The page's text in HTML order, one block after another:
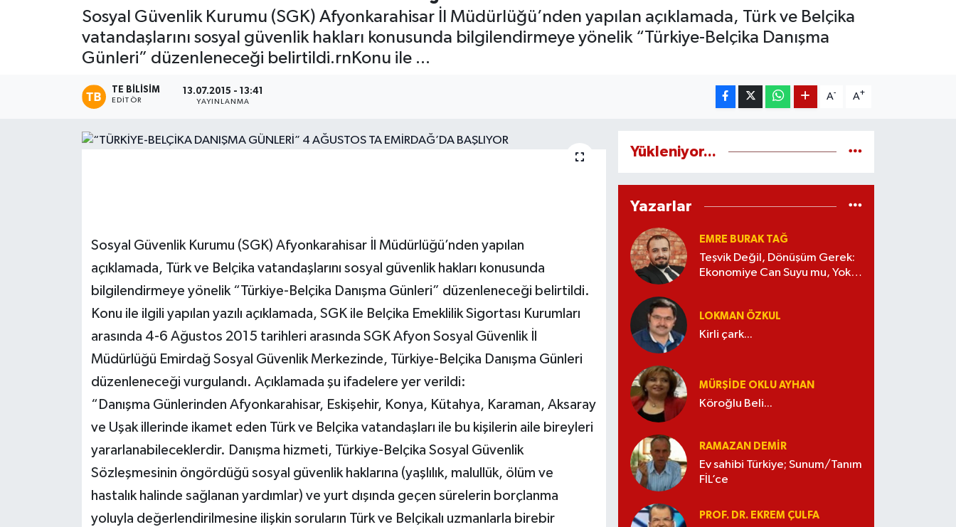
Sosyal Güvenlik Kurumu (SGK) Afyonkarahisar İl Müdürlüğü’nden yapılan açıklamada, Türk ve Belçika
vatandaşlarını sosyal güvenlik hakları konusunda bilgilendirmeye yönelik “Türkiye-Belçika Danışma
Günleri” düzenleneceği belirtildi.rnKonu ile ...
TE BILISIM
EDITÖR
13.07.2015 - 13:41
YAYINLANMA
A- A+
Sosyal Güvenlik Kurumu (SGK) Afyonkarahisar İl Müdürlüğü’nden yapılan
açıklamada, Türk ve Belçika vatandaşlarını sosyal güvenlik hakları konusunda
bilgilendirmeye yönelik “Türkiye-Belçika Danışma Günleri” düzenleneceği belirtildi.
Konu ile ilgili yapılan yazılı açıklamada, SGK ile Belçika Emeklilik Sigortası Kurumları
arasında 4-6 Ağustos 2015 tarihleri arasında SGK Afyon Sosyal Güvenlik İl
Müdürlüğü Emirdağ Sosyal Güvenlik Merkezinde, Türkiye-Belçika Danışma Günleri
düzenleneceği vurgulandı. Açıklamada şu ifadelere yer verildi:
“Danışma Günlerinden Afyonkarahisar, Eskişehir, Konya, Kütahya, Karaman, Aksaray
ve Uşak illerinde ikamet eden Türk ve Belçika vatandaşları ile bu kişilerin aile bireyleri
yararlanabileceklerdir. Danışma hizmeti, Türkiye-Belçika Sosyal Güvenlik
Sözleşmesinin öngördüğü sosyal güvenlik haklarına (yaşlılık, malullük, ölüm ve
hastalık halinde sağlanan yardımlar) ve yurt dışında geçen sürelerin borçlanma
yoluyla değerlendirilmesine ilişkin soruların Türk ve Belçikalı uzmanlarla birebir
Yükleniyor...
Yazarlar
EMRE BURAK TAĞ
Teşvik Değil, Dönüşüm Gerek:
Ekonomiye Can Suyu mu, Yoksa
LOKMAN ÖZKUL
Kirli çark...
MÜRŞIDE OKLU AYHAN
Köroğlu Beli...
RAMAZAN DEMİR
Ev sahibi Türkiye; Sunum/Tanım
FİL’ce
PROF. DR. EKREM ÇULFA
Magazin
Etkinlikler